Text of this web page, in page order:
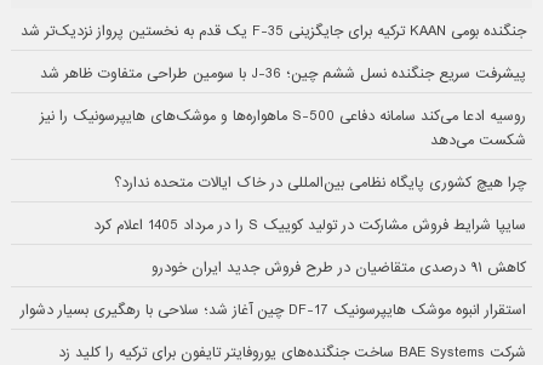
جنگنده بومی KAAN ترکیه برای جایگزینی F-35 یک قدم به نخستین پرواز نزدیک‌تر شد
پیشرفت سریع جنگنده نسل ششم چین؛ J-36 با سومین طراحی متفاوت ظاهر شد
روسیه ادعا می‌کند سامانه دفاعی S-500 ماهواره‌ها و موشک‌های هایپرسونیک را نیز
شکست می‌دهد
چرا هیچ کشوری پایگاه نظامی بین‌المللی در خاک ایالات متحده ندارد؟
سایپا شرایط فروش مشارکت در تولید کوییک S را در مرداد 1405 اعلام کرد
کاهش ۹۱ درصدی متقاضیان در طرح فروش جدید ایران خودرو
استقرار انبوه موشک هایپرسونیک DF-17 چین آغاز شد؛ سلاحی با رهگیری بسیار دشوار
شرکت BAE Systems ساخت جنگنده‌های یوروفایتر تایفون برای ترکیه را کلید زد